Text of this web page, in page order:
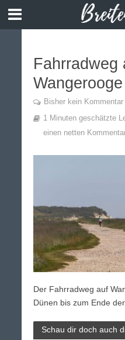
Fahrradweg
Wangerooge
Bisher kein Kommentar
1 Minuten geschätzte
einen netten
Der Fahrradweg auf
Dünen bis zum Ende
Schau dir doch auch